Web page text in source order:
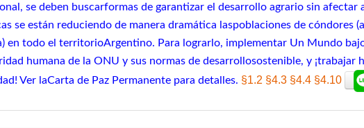
se deben buscarformas de garantizar el desarrollo agrario sin afectar
se están reduciendo de manera dramática laspoblaciones de cóndores
en todo el territorioArgentino. Para lograrlo, implementar Un Mundo
humana de la ONU y sus normas de desarrollosostenible, y ¡trabajar
Ver laCarta de Paz Permanente para detalles. §1.2 §4.3 §4.4 §4.10